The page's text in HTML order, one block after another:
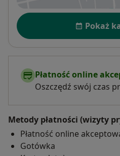
Dostępność
Pokaż
Płatność online
Oszczędź swój czas
Metody płatności (wizyty
Płatność online
Gotówka